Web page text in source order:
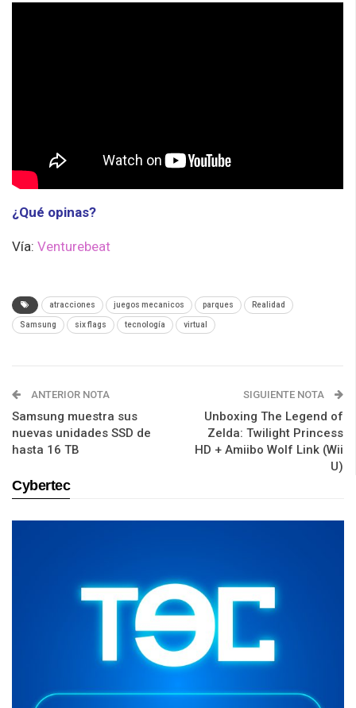
¿Qué opinas?
Vía: Venturebeat
atracciones juegos mecanicos parques Realidad
Samsung six flags tecnología virtual
ANTERIOR NOTA
Samsung muestra sus
nuevas unidades SSD de
hasta 16 TB
SIGUIENTE NOTA
Unboxing The Legend of
Zelda: Twilight Princess
HD + Amiibo Wolf Link (Wii
U)
Cybertec